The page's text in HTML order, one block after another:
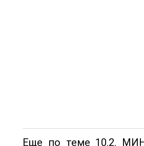
Еще по теме 10.2.